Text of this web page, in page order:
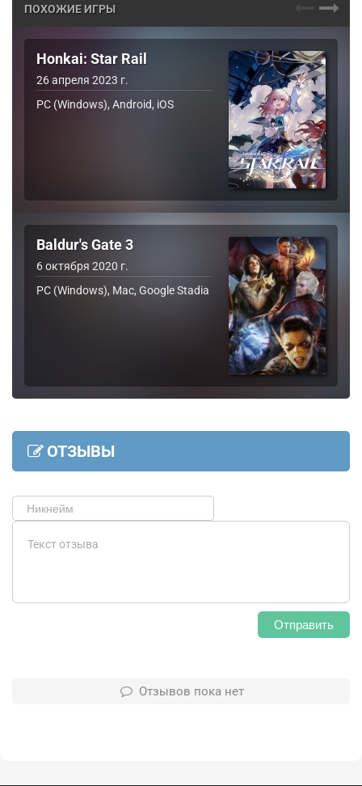
ПОХОЖИЕ ИГРЫ
Honkai: Star Rail
26 апреля 2023 г.
PC (Windows), Android, iOS
Baldur's Gate 3
6 октября 2020 г.
PC (Windows), Mac, Google Stadia
ОТЗЫВЫ
Отправить
Отзывов пока нет